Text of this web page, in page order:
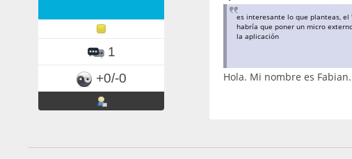
1
+0/-0
es interesante lo que planteas,
habría que poner un micro
la aplicación
Hola. Mi nombre es